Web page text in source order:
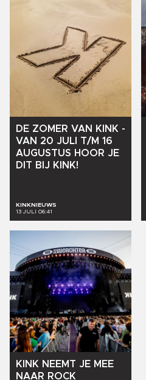
DE ZOMER VAN KINK -
VAN 20 JULI T/M 16
AUGUSTUS HOOR JE
DIT BIJ KINK!
KINKNIEUWS
13 JULI 06:41
KINK NEEMT JE MEE
NAAR ROCK